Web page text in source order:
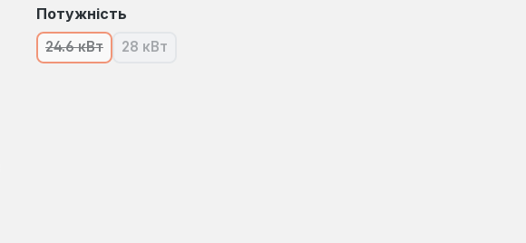
Виберіть
Потужність
24.6 кВт(Ця опція наразі недоступна.)
28 кВт(Ця опція наразі недоступна.)